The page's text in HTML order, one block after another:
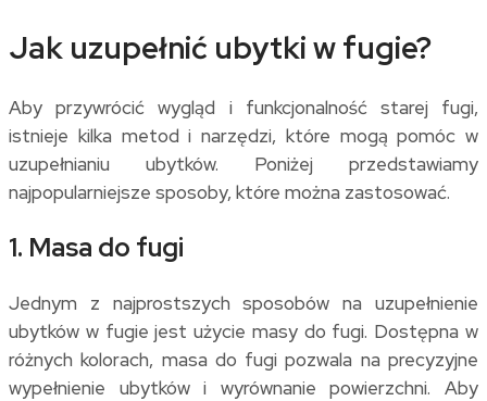
Jak uzupełnić ubytki w fugie?
Aby przywrócić wygląd i funkcjonalność starej fugi,
istnieje kilka metod i narzędzi, które mogą pomóc w
uzupełnianiu ubytków. Poniżej przedstawiamy
najpopularniejsze sposoby, które można zastosować.
1. Masa do fugi
Jednym z najprostszych sposobów na uzupełnienie
ubytków w fugie jest użycie masy do fugi. Dostępna w
różnych kolorach, masa do fugi pozwala na precyzyjne
wypełnienie ubytków i wyrównanie powierzchni. Aby